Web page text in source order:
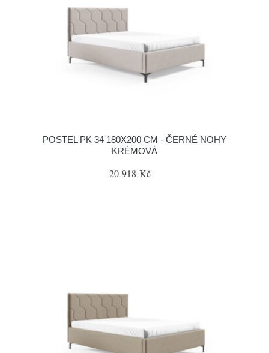
POSTEL PK 34 180X200 CM - ČERNÉ NOHY
KRÉMOVÁ
20 918 Kč